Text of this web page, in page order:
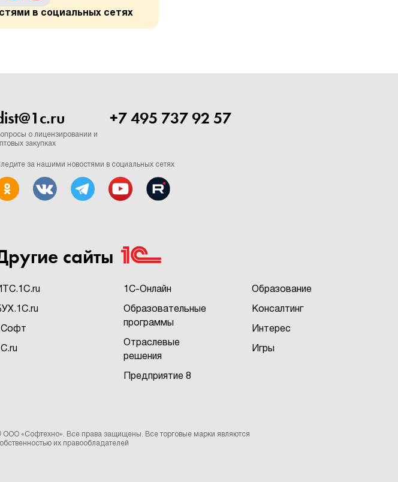
в социальных сетях
+7 495 737 92 57
о лицензировании и
закупках
за нашими новостями в социальных сетях
сайты
1С-Онлайн
Образовательные
программы
Отраслевые
решения
Предприятие 8
Образование
Консалтинг
Интерес
Игры
ООО «Софтехно» . Все права защищены. Все торговые марки являются
их правообладателей